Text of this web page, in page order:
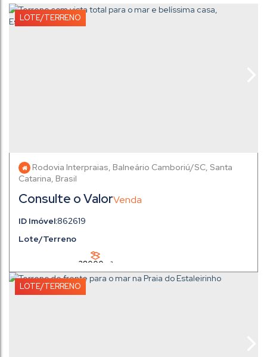
LOTE/TERRENO
Lote/Terreno
Consulte o Valor
862619
Rodovia Interpraias, Balneário Camboriú , Santa
Catarina, Brasil
28000m²
LOTE/TERRENO